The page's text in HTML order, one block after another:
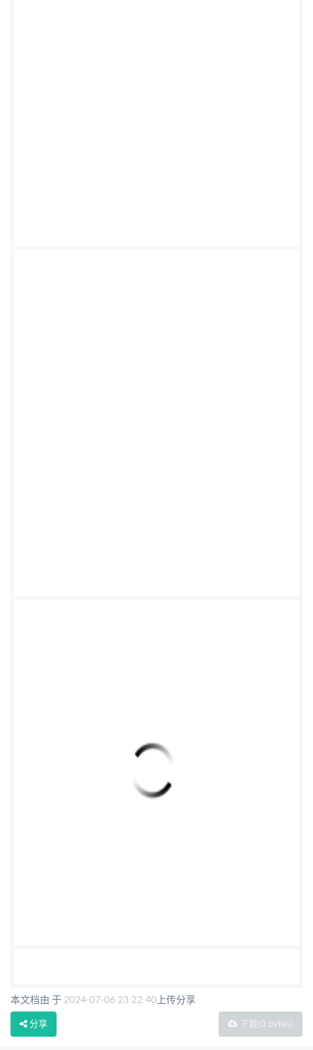
本文档由 于 2024-07-06 23:22:40 上传分享
下载(0 bytes)
分享